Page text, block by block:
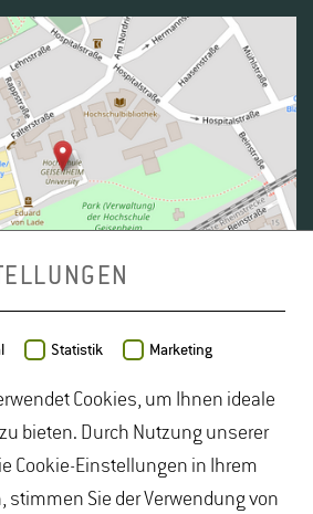
- Veröffentlicht unterODbL
| Gartenbau Studium|
|Lebensmittelsicherheit
Studium|Oenologie
Statistik Marketing
Cookies, um Ihnen ideale
bieten. Durch Nutzung unserer
Cookie-Einstellungen in Ihrem
stimmen Sie der Verwendung von